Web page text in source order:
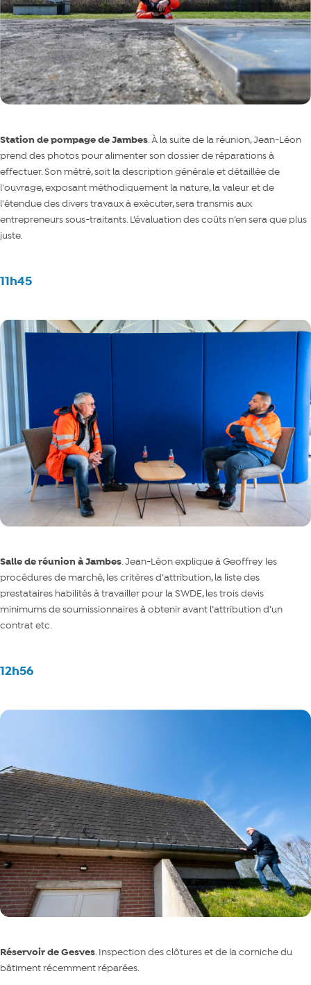
Station de pompage de Jambes. À la suite de la réunion, Jean-Léon
prend des photos pour alimenter son dossier de réparations à
effectuer. Son métré, soit la description générale et détaillée de
l'ouvrage, exposant méthodiquement la nature, la valeur et de
l'étendue des divers travaux à exécuter, sera transmis aux
entrepreneurs sous-traitants. L’évaluation des coûts n’en sera que plus
juste.
11h45
Salle de réunion à Jambes. Jean-Léon explique à Geoffrey les
procédures de marché, les critères d’attribution, la liste des
prestataires habilités à travailler pour la SWDE, les trois devis
minimums de soumissionnaires à obtenir avant l’attribution d’un
contrat etc.
12h56
Réservoir de Gesves. Inspection des clôtures et de la corniche du
bâtiment récemment réparées.